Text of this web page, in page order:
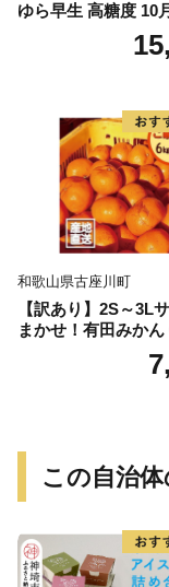
ゆら早生 高糖度 10
送 マルチ被覆栽培
和歌山県古座川町
【訳あり】2S～3L
まかせ！有田みかん
保証分 11月から12
でに順次発送致し
この自治